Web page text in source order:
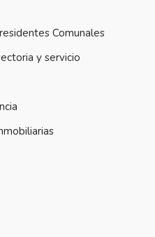
Comunales
y servicio